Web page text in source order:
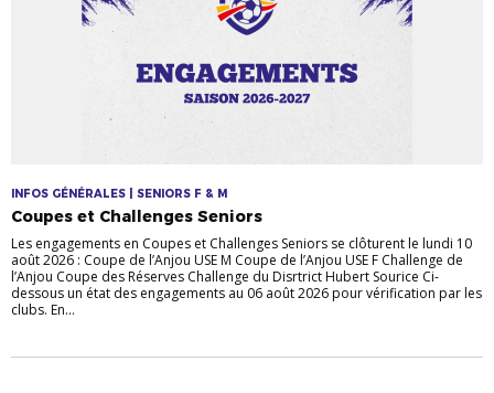
INFOS GÉNÉRALES | SENIORS F & M
Coupes et Challenges Seniors
Les engagements en Coupes et Challenges Seniors se clôturent le lundi 10
août 2026 : Coupe de l’Anjou USE M Coupe de l’Anjou USE F Challenge de
l’Anjou Coupe des Réserves Challenge du Disrtrict Hubert Sourice Ci-
dessous un état des engagements au 06 août 2026 pour vérification par les
clubs. En...